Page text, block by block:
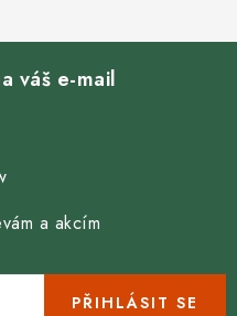
váš e-mail
a akcím
PŘIHLÁSIT SE